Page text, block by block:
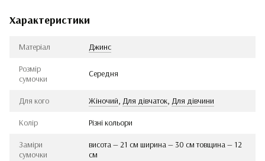
Характеристики
Матеріал Джинс
Розмір
сумочки
Середня
Для кого Жіночий, Для дівчаток, Для дівчини
Колір Різні кольори
Заміри
сумочки
висота — 21 см ширина — 30 см товщина — 12
см